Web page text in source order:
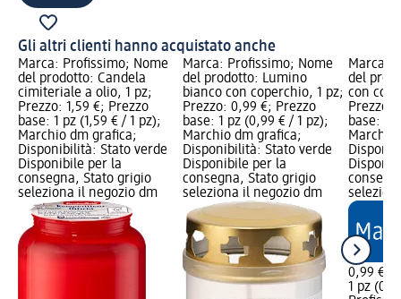
Gli altri clienti hanno acquistato anche
Marca: Profissimo; Nome
del prodotto: Candela
cimiteriale a olio, 1 pz;
Prezzo: 1,59 €; Prezzo
base: 1 pz (1,59 € / 1 pz);
Marchio dm grafica;
Disponibilità: Stato verde
Disponibile per la
consegna, Stato grigio
seleziona il negozio dm
Marca: Profissimo; Nome
del prodotto: Lumino
bianco con coperchio, 1 pz;
Prezzo: 0,99 €; Prezzo
base: 1 pz (0,99 € / 1 pz);
Marchio dm grafica;
Disponibilità: Stato verde
Disponibile per la
consegna, Stato grigio
seleziona il negozio dm
Marca:
del
con
Prezzo:
base: 1
Marchio
0,99 €
1 pz